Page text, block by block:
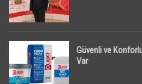
Güvenli ve Konforlu
Var